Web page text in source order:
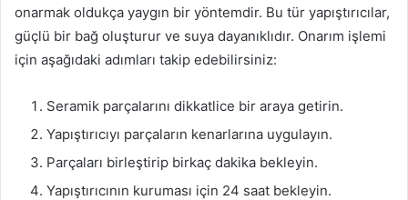
onarmak oldukça yaygın bir yöntemdir. Bu tür yapıştırıcılar,
güçlü bir bağ oluşturur ve suya dayanıklıdır. Onarım işlemi
için aşağıdaki adımları takip edebilirsiniz:
Seramik parçalarını dikkatlice bir araya getirin.
Yapıştırıcıyı parçaların kenarlarına uygulayın.
Parçaları birleştirip birkaç dakika bekleyin.
Yapıştırıcının kuruması için 24 saat bekleyin.